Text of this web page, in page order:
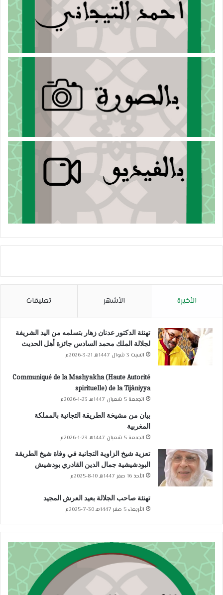
الأخيرة الأشهر تعليقات
تهنئة الدكتور عدنان زهار بتسلمه من اليد الشريفة
لجلالة الملك محمد السادس جائزة أهل الحديث
السبت 3 شوال 1447هـ 21-3-2026م
Communiqué de la Mashyakha (Haute Autorité
spirituelle) de la Tijâniyya
الجمعة 5 شعبان 1447هـ 23-1-2026م
بيان من مشيخة الطريقة التجانية بالمملكة
المغربية
الجمعة 5 شعبان 1447هـ 23-1-2026م
تعزية شيخ الزاوية التجانية في وفاة شيخ الطريقة
البودشيشية جمال الدين القادري بودشيش
الأحد 16 صفر 1447هـ 10-8-2025م
تهنئة صاحب الجلالة بعيد العرش المجيد
الأربعاء 5 صفر 1447هـ 30-7-2025م